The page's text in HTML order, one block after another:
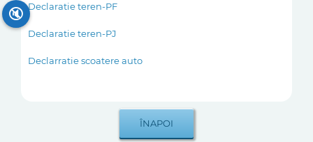
Declaratie teren-PF
Declaratie teren-PJ
Declarratie scoatere auto
🔇